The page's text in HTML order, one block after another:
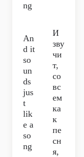
ng
An
d it
so
un
ds
jus
t
lik
e a
so
ng
И
зву
чи
т,
со
вс
ем
ка
к
пе
сн
я,